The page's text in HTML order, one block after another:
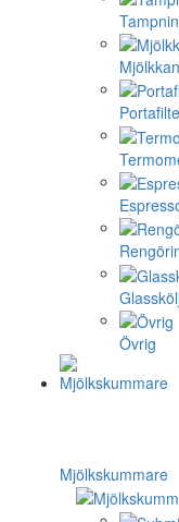
Övrig
Mjölkskummare